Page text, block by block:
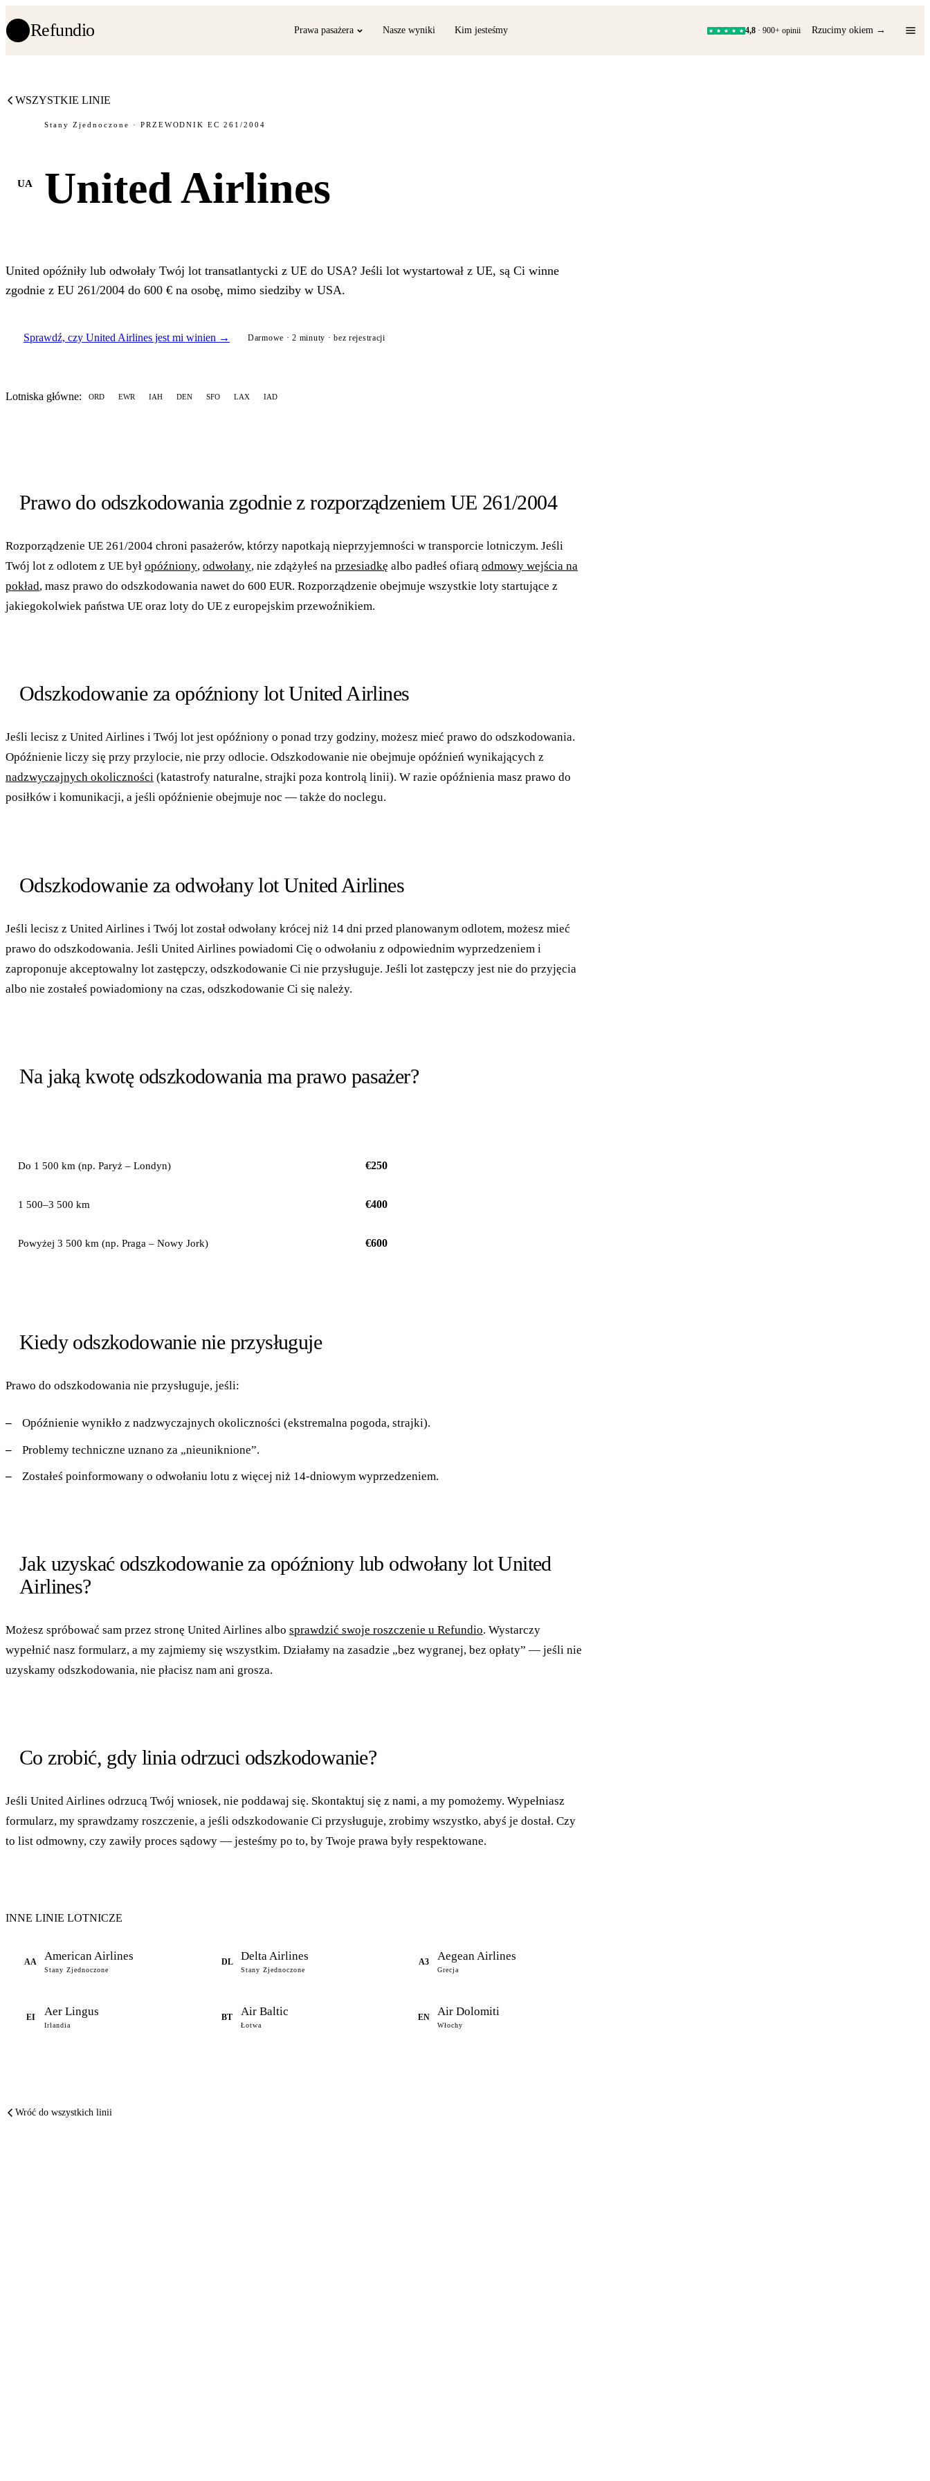
Refundio Prawa pasażera Nasze wyniki Kim jesteśmy 4,8 · 900+ opinii Rzucimy okiem →
WSZYSTKIE LINIE
UA
Stany Zjednoczone · PRZEWODNIK EC 261/2004
United Airlines
United opóźniły lub odwołały Twój lot transatlantycki z UE do USA? Jeśli lot wystartował z UE, są Ci winne
zgodnie z EU 261/2004 do 600 € na osobę, mimo siedziby w USA.
Sprawdź, czy United Airlines jest mi winien → Darmowe · 2 minuty · bez rejestracji
Lotniska główne: ORD EWR IAH DEN SFO LAX IAD
Prawo do odszkodowania zgodnie z rozporządzeniem UE 261/2004
Rozporządzenie UE 261/2004 chroni pasażerów, którzy napotkają nieprzyjemności w transporcie lotniczym. Jeśli
Twój lot z odlotem z UE był opóźniony, odwołany, nie zdążyłeś na przesiadkę albo padłeś ofiarą odmowy wejścia na
pokład, masz prawo do odszkodowania nawet do 600 EUR. Rozporządzenie obejmuje wszystkie loty startujące z
jakiegokolwiek państwa UE oraz loty do UE z europejskim przewoźnikiem.
Odszkodowanie za opóźniony lot United Airlines
Jeśli lecisz z United Airlines i Twój lot jest opóźniony o ponad trzy godziny, możesz mieć prawo do odszkodowania.
Opóźnienie liczy się przy przylocie, nie przy odlocie. Odszkodowanie nie obejmuje opóźnień wynikających z
nadzwyczajnych okoliczności (katastrofy naturalne, strajki poza kontrolą linii). W razie opóźnienia masz prawo do
posiłków i komunikacji, a jeśli opóźnienie obejmuje noc — także do noclegu.
Odszkodowanie za odwołany lot United Airlines
Jeśli lecisz z United Airlines i Twój lot został odwołany krócej niż 14 dni przed planowanym odlotem, możesz mieć
prawo do odszkodowania. Jeśli United Airlines powiadomi Cię o odwołaniu z odpowiednim wyprzedzeniem i
zaproponuje akceptowalny lot zastępczy, odszkodowanie Ci nie przysługuje. Jeśli lot zastępczy jest nie do przyjęcia
albo nie zostałeś powiadomiony na czas, odszkodowanie Ci się należy.
Na jaką kwotę odszkodowania ma prawo pasażer?
Do 1 500 km (np. Paryż – Londyn) €250
1 500–3 500 km €400
Powyżej 3 500 km (np. Praga – Nowy Jork) €600
Kiedy odszkodowanie nie przysługuje
Prawo do odszkodowania nie przysługuje, jeśli:
Opóźnienie wynikło z nadzwyczajnych okoliczności (ekstremalna pogoda, strajki).
Problemy techniczne uznano za „nieuniknione”.
Zostałeś poinformowany o odwołaniu lotu z więcej niż 14-dniowym wyprzedzeniem.
Jak uzyskać odszkodowanie za opóźniony lub odwołany lot United
Airlines?
Możesz spróbować sam przez stronę United Airlines albo sprawdzić swoje roszczenie u Refundio. Wystarczy
wypełnić nasz formularz, a my zajmiemy się wszystkim. Działamy na zasadzie „bez wygranej, bez opłaty” — jeśli nie
uzyskamy odszkodowania, nie płacisz nam ani grosza.
Co zrobić, gdy linia odrzuci odszkodowanie?
Jeśli United Airlines odrzucą Twój wniosek, nie poddawaj się. Skontaktuj się z nami, a my pomożemy. Wypełniasz
formularz, my sprawdzamy roszczenie, a jeśli odszkodowanie Ci przysługuje, zrobimy wszystko, abyś je dostał. Czy
to list odmowny, czy zawiły proces sądowy — jesteśmy po to, by Twoje prawa były respektowane.
INNE LINIE LOTNICZE
AA American Airlines
Stany Zjednoczone
DL Delta Airlines
Stany Zjednoczone
A3 Aegean Airlines
Grecja
EI Aer Lingus
Irlandia
BT Air Baltic
Łotwa
EN Air Dolomiti
Włochy
Wróć do wszystkich linii